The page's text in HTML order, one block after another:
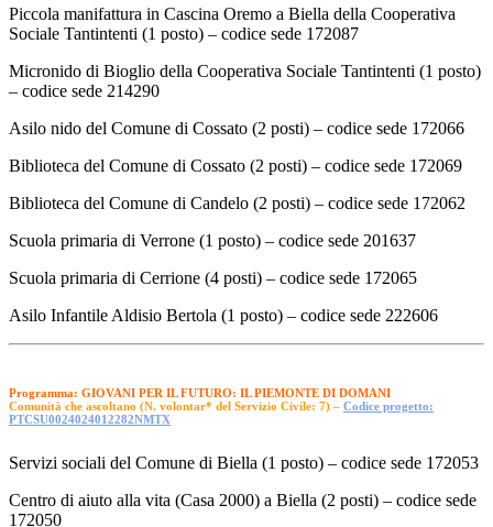
Piccola manifattura in Cascina Oremo a Biella della Cooperativa
Sociale Tantintenti (1 posto) – codice sede 172087
Micronido di Bioglio della Cooperativa Sociale Tantintenti (1 posto)
– codice sede 214290
Asilo nido del Comune di Cossato (2 posti) – codice sede 172066
Biblioteca del Comune di Cossato (2 posti) – codice sede 172069
Biblioteca del Comune di Candelo (2 posti) – codice sede 172062
Scuola primaria di Verrone (1 posto) – codice sede 201637
Scuola primaria di Cerrione (4 posti) – codice sede 172065
Asilo Infantile Aldisio Bertola (1 posto) – codice sede 222606
Programma: GIOVANI PER IL FUTURO: IL PIEMONTE DI DOMANI
Comunità che ascoltano (N. volontar* del Servizio Civile: 7) – Codice progetto:
PTCSU0024024012282NMTX
Servizi sociali del Comune di Biella (1 posto) – codice sede 172053
Centro di aiuto alla vita (Casa 2000) a Biella (2 posti) – codice sede
172050